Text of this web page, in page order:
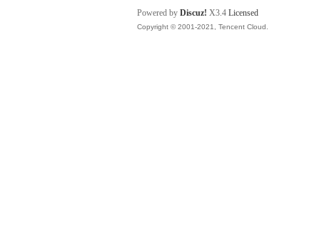
Powered by Discuz! X3.4 Licensed
Copyright © 2001-2021, Tencent Cloud.